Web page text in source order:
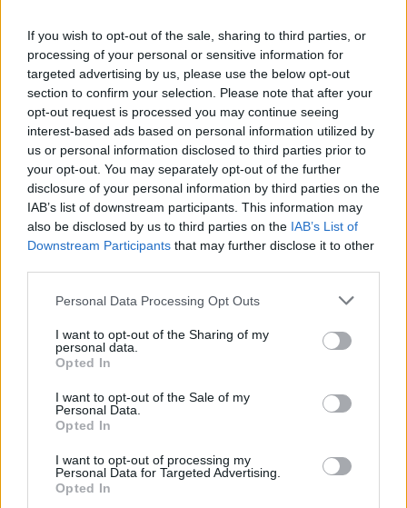
If you wish to opt-out of the sale, sharing to third parties, or
processing of your personal or sensitive information for
targeted advertising by us, please use the below opt-out
section to confirm your selection. Please note that after your
opt-out request is processed you may continue seeing
interest-based ads based on personal information utilized by
us or personal information disclosed to third parties prior to
your opt-out. You may separately opt-out of the further
disclosure of your personal information by third parties on the
IAB’s list of downstream participants. This information may
also be disclosed by us to third parties on the IAB’s List of
Downstream Participants that may further disclose it to other
Personal Data Processing Opt Outs
I want to opt-out of the Sharing of my
personal data.
Opted In
I want to opt-out of the Sale of my
Personal Data.
Opted In
I want to opt-out of processing my
Personal Data for Targeted Advertising.
Opted In